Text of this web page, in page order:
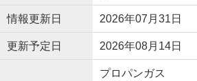
情報更新日 2026年07月31日
更新予定日 2026年08月14日
プロパンガス